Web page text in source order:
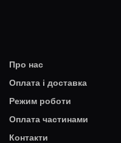
Про нас
Оплата і доставка
Режим роботи
Оплата частинами
Контакти